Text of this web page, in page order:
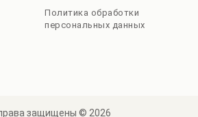
Политика обработки
персональных данных
защищены © 2026